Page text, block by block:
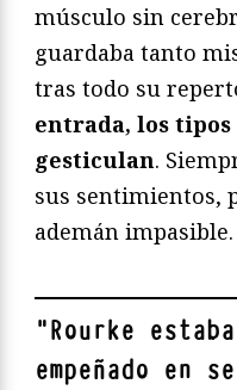
músculo sin
guardaba tanto
tras todo su
entrada, los
gesticulan.
sus sentimientos,
ademán impasible.
"Rourke estaba
empeñado en